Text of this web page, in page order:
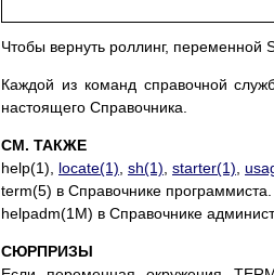
Чтобы вернуть роллинг, переменной
Каждой из команд справочной
настоящего Справочника.
СМ. ТАКЖЕ
help(1), locate(1) sh(1) starter(1)
term(5) в Справочнике программиста.
helpadm(1M) в Справочнике
СЮРПРИЗЫ